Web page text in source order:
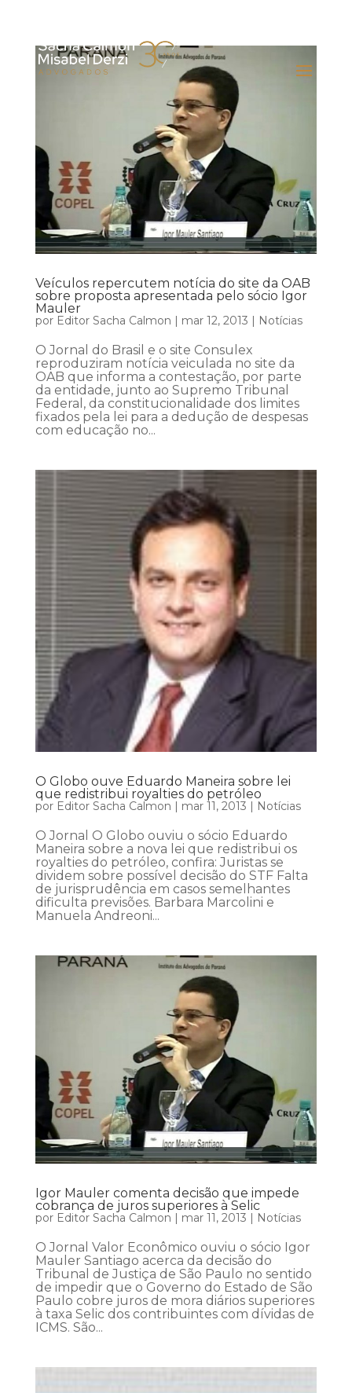
Veículos repercutem notícia do site da OAB
sobre proposta apresentada pelo sócio Igor
Mauler
por Editor Sacha Calmon | mar 12, 2013 | Notícias
O Jornal do Brasil e o site Consulex
reproduziram notícia veiculada no site da
OAB que informa a contestação, por parte
da entidade, junto ao Supremo Tribunal
Federal, da constitucionalidade dos limites
fixados pela lei para a dedução de despesas
com educação no...
O Globo ouve Eduardo Maneira sobre lei
que redistribui royalties do petróleo
por Editor Sacha Calmon | mar 11, 2013 | Notícias
O Jornal O Globo ouviu o sócio Eduardo
Maneira sobre a nova lei que redistribui os
royalties do petróleo, confira: Juristas se
dividem sobre possível decisão do STF Falta
de jurisprudência em casos semelhantes
dificulta previsões. Barbara Marcolini e
Manuela Andreoni...
Igor Mauler comenta decisão que impede
cobrança de juros superiores à Selic
por Editor Sacha Calmon | mar 11, 2013 | Notícias
O Jornal Valor Econômico ouviu o sócio Igor
Mauler Santiago acerca da decisão do
Tribunal de Justiça de São Paulo no sentido
de impedir que o Governo do Estado de São
Paulo cobre juros de mora diários superiores
à taxa Selic dos contribuintes com dívidas de
ICMS. São...